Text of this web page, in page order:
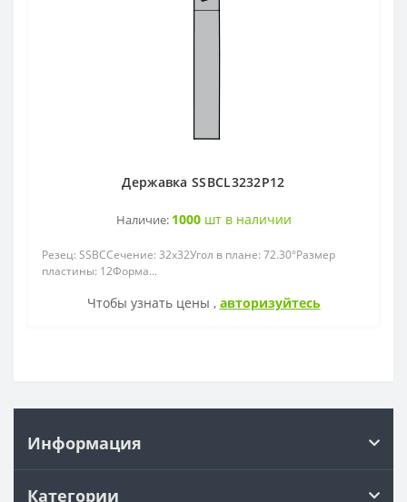
Державка SSBCL3232P12
Наличие: 1000шт в наличии
Резец: SSBCСечение: 32x32Угол в плане: 72.30°Размер
пластины: 12Форма...
Чтобы узнать цены , авторизуйтесь
Информация
Категории